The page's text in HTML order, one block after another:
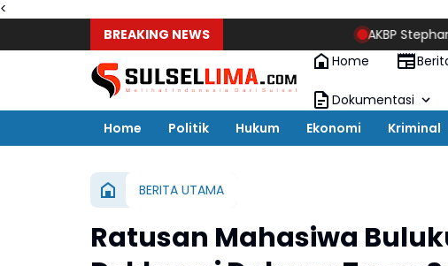
<
BREAKING NEWS
AKBP Stephanus
Home
Dokumentasi
Home
Politik Hukum Ekonomi Kriminal
BERITA UTAMA
Ratusan Mahasiwa